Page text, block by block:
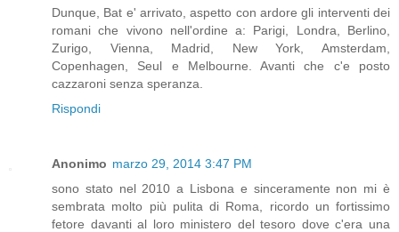
Dunque, Bat e' arrivato, aspetto con ardore gli interventi dei
romani che vivono nell'ordine a: Parigi, Londra, Berlino,
Zurigo, Vienna, Madrid, New York, Amsterdam,
Copenhagen, Seul e Melbourne. Avanti che c'e posto
cazzaroni senza speranza.
Rispondi
Anonimo marzo 29, 2014 3:47 PM
sono stato nel 2010 a Lisbona e sinceramente non mi è
sembrata molto più pulita di Roma, ricordo un fortissimo
fetore davanti al loro ministero del tesoro dove c'era una